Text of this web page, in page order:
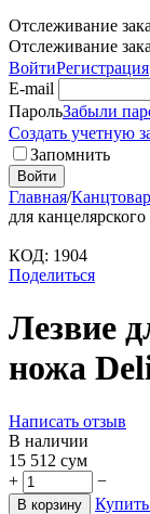
Отслеживание
Отслеживание
ВойтиРегистрация
E-mail
ПарольЗабыли
Создать учетную
Запомнить
Войти
Главная/
для
КОД: 1904
Поделиться
Лезвие
ножа
Написать отзыв
В наличии
15 512 сум
+
−
В корзину